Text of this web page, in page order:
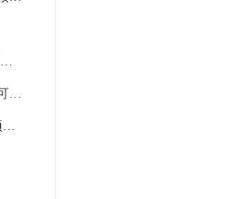
780MW海上风电运维基地项目可行性研究报告
服饰有限公司服装生产线项目可行性研究报告
年产2亿只高频射频电感生产项目可行性研究报告